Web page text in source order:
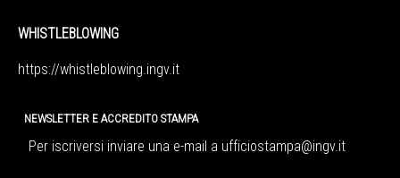
WHISTLEBLOWING
https://whistleblowing.ingv. it
NEWSLETTER E ACCREDITO STAMPA
Per iscriversi inviare una e-mail a ufficiostampa@ingv.it